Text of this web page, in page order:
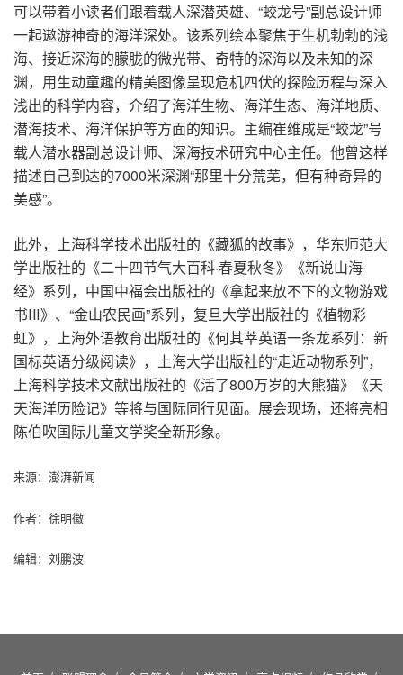
可以带着小读者们跟着载人深潜英雄、“蛟龙号”副总设计师
一起遨游神奇的海洋深处。该系列绘本聚焦于生机勃勃的浅
海、接近深海的朦胧的微光带、奇特的深海以及未知的深
渊，用生动童趣的精美图像呈现危机四伏的探险历程与深入
浅出的科学内容，介绍了海洋生物、海洋生态、海洋地质、
潜海技术、海洋保护等方面的知识。主编崔维成是“蛟龙”号
载人潜水器副总设计师、深海技术研究中心主任。他曾这样
描述自己到达的7000米深渊“那里十分荒芜，但有种奇异的
美感”。
此外，上海科学技术出版社的《藏狐的故事》，华东师范大
学出版社的《二十四节气大百科·春夏秋冬》《新说山海
经》系列，中国中福会出版社的《拿起来放不下的文物游戏
书ⅠⅡ》、“金山农民画”系列，复旦大学出版社的《植物彩
虹》，上海外语教育出版社的《何其莘英语一条龙系列：新
国标英语分级阅读》，上海大学出版社的“走近动物系列”，
上海科学技术文献出版社的《活了800万岁的大熊猫》《天
天海洋历险记》等将与国际同行见面。展会现场，还将亮相
陈伯吹国际儿童文学奖全新形象。
来源：澎湃新闻
作者：徐明徽
编辑：刘鹏波